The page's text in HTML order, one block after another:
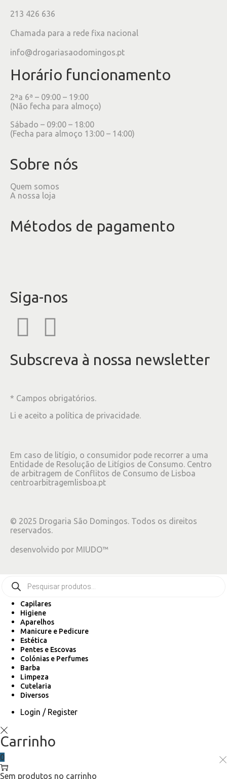
213 426 636
Chamada para a rede fixa nacional
info@drogariasaodomingos.pt
Horário funcionamento
2ªa 6ª – 09:00 – 19:00
(Não fecha para almoço)
Sábado – 09:00 – 18:00
(Fecha para almoço 13:00 – 14:00)
Sobre nós
Quem somos
A nossa loja
Métodos de pagamento
Siga-nos
Subscreva à nossa newsletter
* Campos obrigatórios.
Li e aceito a política de privacidade.
Em caso de litígio, o consumidor pode recorrer a uma
Entidade de Resolução de Litígios de Consumo. Centro
de arbitragem de Conflitos de Consumo de Lisboa
centroarbitragemlisboa.pt
© 2025 Drogaria São Domingos. Todos os direitos
reservados.
desenvolvido por MIUDO™
Capilares
Higiene
Aparelhos
Manicure e Pedicure
Estética
Pentes e Escovas
Colónias e Perfumes
Barba
Limpeza
Cutelaria
Diversos
Login / Register
Carrinho
0
Sem produtos no carrinho